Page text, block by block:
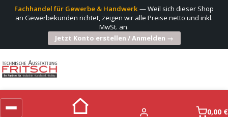
Fachhandel für Gewerbe & Handwerk— Weil sich dieser Shop
an Gewerbekunden richtet, zeigen wir alle Preise netto und inkl.
MwSt. an.
Jetzt Konto erstellen / Anmelden →
0,00 €